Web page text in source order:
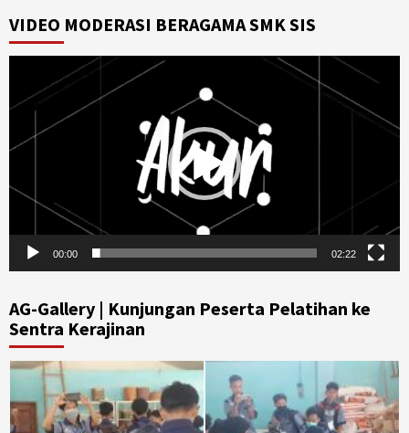
VIDEO MODERASI BERAGAMA SMK SIS
Player
00:00 02:22
AG-Gallery | Kunjungan Peserta Pelatihan ke
Sentra Kerajinan